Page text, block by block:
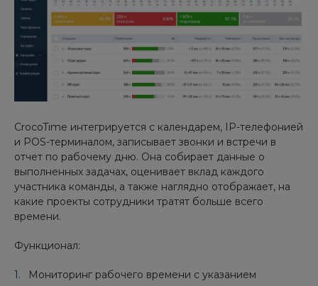
CrocoTime интегрируется с календарем, IP-телефонией
и POS-терминалом, записывает звонки и встречи в
отчет по рабочему дню. Она собирает данные о
выполненных задачах, оценивает вклад каждого
участника команды, а также наглядно отображает, на
какие проекты сотрудники тратят больше всего
времени.
Функционал:
Мониторинг рабочего времени с указанием